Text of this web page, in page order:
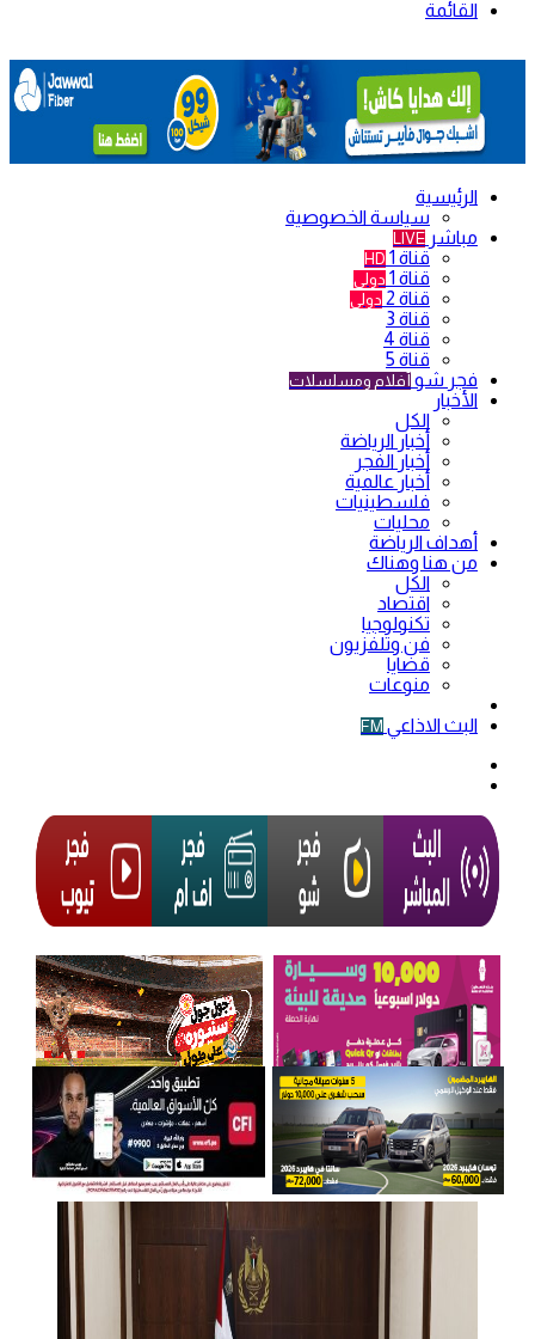
القائمة
الرئيسية
سياسة الخصوصية
مباشر LIVE
قناة 1 HD
قناة 1 دولي
قناة 2 دولي
قناة 3
قناة 4
قناة 5
فجر شو أفلام ومسلسلات
الأخبار
الكل
أخبار الرياضة
أخبار الفجر
أخبار عالمية
فلسطينيات
محليات
أهداف الرياضة
من هنا وهناك
الكل
اقتصاد
تكنولوجيا
فن وتلفزيون
قضايا
منوعات
البث الاذاعي FM